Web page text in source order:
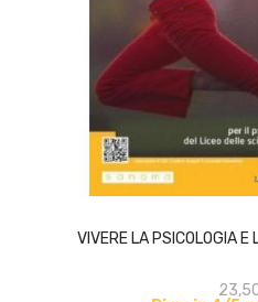
VIVERE LA PSICOLOGIA E